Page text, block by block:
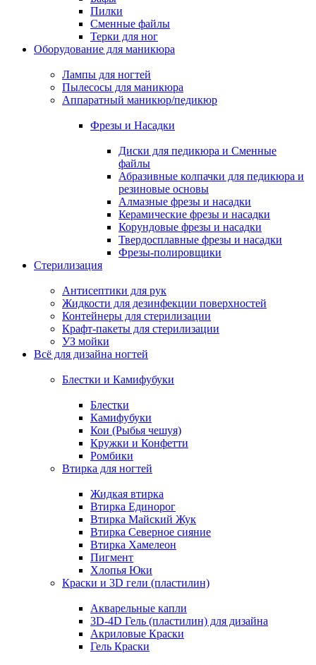
Пилки
Сменные файлы
Терки для ног
Оборудование для маникюра
Лампы для ногтей
Пылесосы для маникюра
Аппаратный маникюр/педикюр
Фрезы и Насадки
Диски для педикюра и Сменные
файлы
Абразивные колпачки для педикюра и
резиновые основы
Алмазные фрезы и насадки
Керамические фрезы и насадки
Корундовые фрезы и насадки
Твердосплавные фрезы и насадки
Фрезы-полировщики
Стерилизация
Антисептики для рук
Жидкости для дезинфекции поверхностей
Контейнеры для стерилизации
Крафт-пакеты для стерилизации
УЗ мойки
Всё для дизайна ногтей
Блестки и Камифубуки
Блестки
Камифубуки
Кои (Рыбья чешуя)
Кружки и Конфетти
Ромбики
Втирка для ногтей
Жидкая втирка
Втирка Единорог
Втирка Майский Жук
Втирка Северное сияние
Втирка Хамелеон
Пигмент
Хлопья Юки
Краски и 3D гели (пластилин)
Акварельные капли
3D-4D Гель (пластилин) для дизайна
Акриловые Краски
Гель Краски